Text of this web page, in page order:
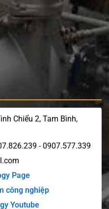
Chiểu 2, Tam Bình,
- 0907.577.339
Page
công nghiệp
Youtube